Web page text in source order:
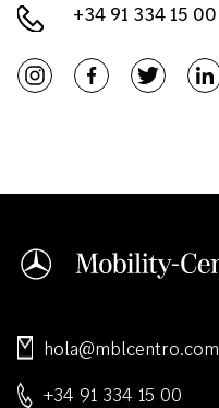
+34 91 334 15 00
hola@mblcentro.com
+34 91 334 15 00